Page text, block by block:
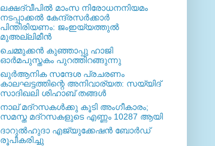
ലക്ഷദ്വീപില്‍ മാംസ നിരോധനനിയമം
നടപ്പാക്കല്‍ കേന്ദ്രസര്‍ക്കാര്‍
പിന്തിരിയണം: ജംഇയ്യത്തുല്‍
മുഅല്ലിമീന്‍
ചെമ്മുക്കന്‍ കുഞ്ഞാപ്പു ഹാജി
ഓര്‍മപുസ്തകം പുറത്തിറങ്ങുന്നു
ഖുര്‍ആനിക സന്ദേശ പ്രചരണം
കാലഘട്ടത്തിന്റെ അനിവാര്യത: സയ്യിദ്
സാദിഖലി ശിഹാബ് തങ്ങള്‍
നാല് മദ്‌റസകള്‍ക്കു കൂടി അംഗീകാരം;
സമസ്ത മദ്‌റസകളുടെ എണ്ണം 10287 ആയി
ദാറുല്‍ഹുദാ എജ്യുക്കേഷന്‍ ബോര്‍ഡ്
രൂപീകരിച്ചു